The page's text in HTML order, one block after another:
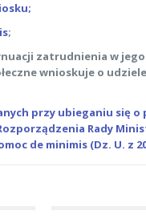
;
zatrudnienia w
wnioskuje o
przy ubieganiu się o
Rady
de minimis (Dz. U. z